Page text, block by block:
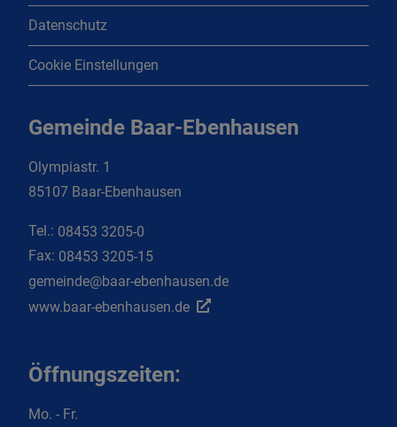
Datenschutz
Cookie Einstellungen
Gemeinde Baar-Ebenhausen
Olympiastr. 1
85107 Baar-Ebenhausen
Tel.: 08453 3205-0
Fax: 08453 3205-15
gemeinde@baar-ebenhausen.de
www.baar-ebenhausen.de
Öffnungszeiten:
Mo. - Fr.